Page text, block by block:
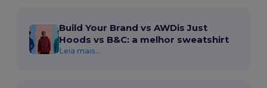
Build Your Brand vs AWDis Just
Hoods vs B&C: a melhor sweatshirt
Leia mais...